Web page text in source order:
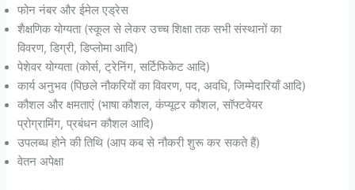
फोन नंबर और ईमेल एड्रेस
शैक्षणिक योग्यता (स्कूल से लेकर उच्च शिक्षा तक सभी संस्थानों का
विवरण, डिग्री, डिप्लोमा आदि)
पेशेवर योग्यता (कोर्स, ट्रेनिंग, सर्टिफिकेट आदि)
कार्य अनुभव (पिछले नौकरियों का विवरण, पद, अवधि, जिम्मेदारियाँ आदि)
कौशल और क्षमताएं (भाषा कौशल, कंप्यूटर कौशल, सॉफ्टवेयर
प्रोग्रामिंग, प्रबंधन कौशल आदि)
उपलब्ध होने की तिथि (आप कब से नौकरी शुरू कर सकते हैं)
वेतन अपेक्षा